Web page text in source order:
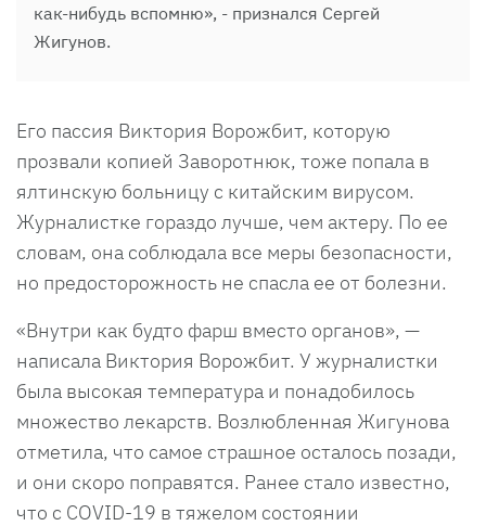
как-нибудь вспомню», - признался Сергей
Жигунов.
Его пассия Виктория Ворожбит, которую
прозвали копией Заворотнюк, тоже попала в
ялтинскую больницу с китайским вирусом.
Журналистке гораздо лучше, чем актеру. По ее
словам, она соблюдала все меры безопасности,
но предосторожность не спасла ее от болезни.
«Внутри как будто фарш вместо органов», —
написала Виктория Ворожбит. У журналистки
была высокая температура и понадобилось
множество лекарств. Возлюбленная Жигунова
отметила, что самое страшное осталось позади,
и они скоро поправятся. Ранее стало известно,
что с COVID-19 в тяжелом состоянии